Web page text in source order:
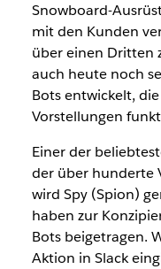
Snowboard-
mit den Kunden
über einen Dritten
auch heute noch
Bots entwickelt,
Vorstellungen
Einer der
der über hunderte
wird Spy (Spion)
haben zur
Bots beigetragen.
Aktion in Slack